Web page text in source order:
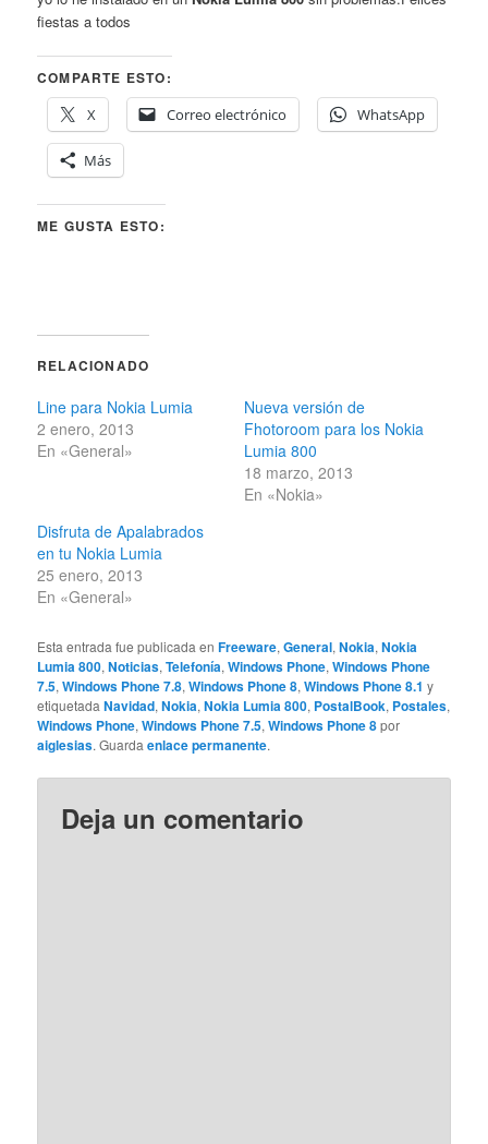
fiestas a todos
COMPARTE ESTO:
X
Correo electrónico WhatsApp
Más
ME GUSTA ESTO:
RELACIONADO
Line para Nokia Lumia
2 enero, 2013
En «General»
Nueva versión de
Fhotoroom para los Nokia
Lumia 800
18 marzo, 2013
En «Nokia»
Disfruta de Apalabrados
en tu Nokia Lumia
25 enero, 2013
En «General»
Esta entrada fue publicada enFreeware,General,Nokia,Nokia
Lumia 800,Noticias,Telefonía,Windows Phone,Windows Phone
7.5,Windows Phone 7.8,Windows Phone 8,Windows Phone 8.1 y
etiquetadaNavidad,Nokia,Nokia Lumia 800, PostalBook, Postales,
Windows Phone,Windows Phone 7.5,Windows Phone 8por
aiglesias. Guardaenlace permanente.
Deja un comentario